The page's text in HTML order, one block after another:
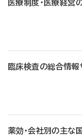
医療制度・医療経営
臨床検査の総合情報
薬効・会社別の主な